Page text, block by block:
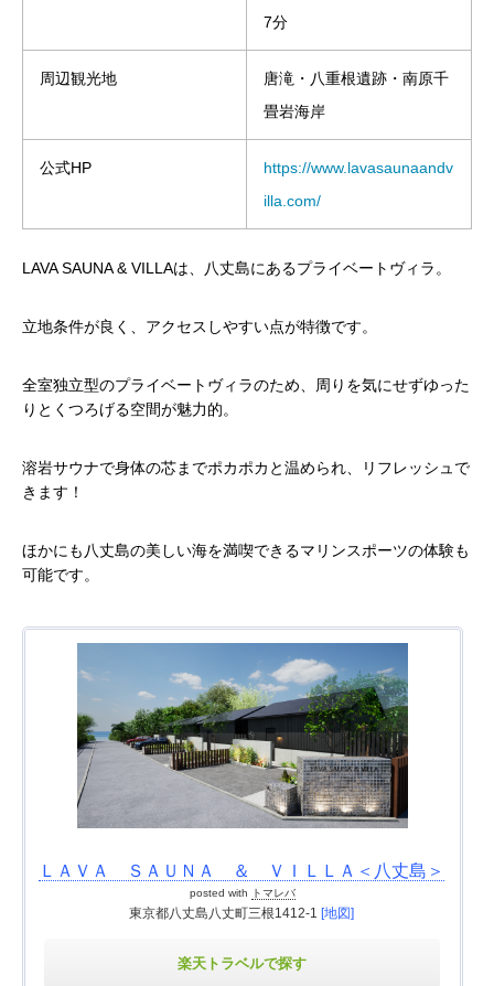
7分
周辺観光地
唐滝・八重根遺跡・南原千
畳岩海岸
公式HP
https://www.lavasaunaandv
illa.com/
LAVA SAUNA & VILLAは、八丈島にあるプライベートヴィラ。
立地条件が良く、アクセスしやすい点が特徴です。
全室独立型のプライベートヴィラのため、周りを気にせずゆった
りとくつろげる空間が魅力的。
溶岩サウナで身体の芯までポカポカと温められ、リフレッシュで
きます！
ほかにも八丈島の美しい海を満喫できるマリンスポーツの体験も
可能です。
ＬＡＶＡ ＳＡＵＮＡ ＆ ＶＩＬＬＡ＜八丈島＞
posted with トマレバ
東京都八丈島八丈町三根1412-1 [地図]
楽天トラベルで探す